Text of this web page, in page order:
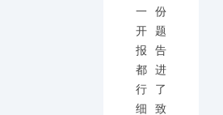
一份
开题
报告
都进
行了
细致